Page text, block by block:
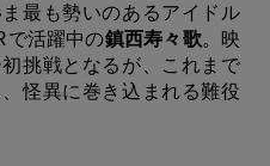
最も勢いのあるアイドル
で活躍中の鎮西寿々歌。映
挑戦となるが、これまで
怪異に巻き込まれる難役